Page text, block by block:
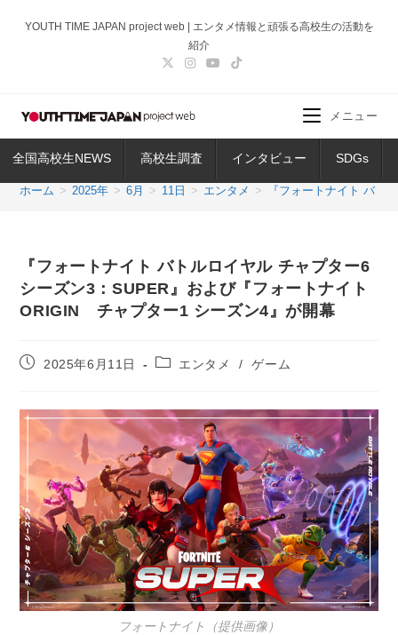
ス
ッ
YOUTH TIME JAPAN project web | エンタメ情報と頑張る高校生の活動を
紹介
全国高校生NEWS 高校生調査 インタビュー SDGs
メニュー
ホーム > 2025年 > 6月 > 11日 > エンタメ > 『フォートナイト バ
『フォートナイト バトルロイヤル チャプター6
シーズン3：SUPER』および『フォートナイト
ORIGIN チャプター1 シーズン4』が開幕
投
開
2025年6月11日
投
テ
ゴ
リ
ー:
エンタメ / ゲーム
フォートナイト（提供画像）